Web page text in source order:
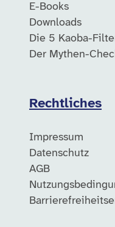
E-Books
Downloads
Die 5 Kaoba-
Der Mythen-
Rechtliches
Impressum
Datenschutz
AGB